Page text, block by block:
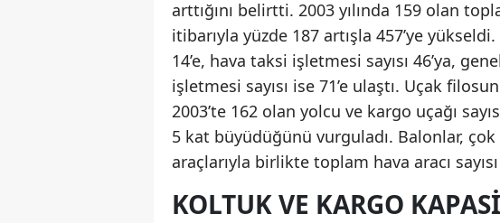
arttığını belirtti. 2003 yılında 159 olan
itibarıyla yüzde 187 artışla 457’ye
14’e, hava taksi işletmesi sayısı 46’ya,
işletmesi sayısı ise 71’e ulaştı. Uçak
2003’te 162 olan yolcu ve kargo uçağı
5 kat büyüdüğünü vurguladı. Balonlar, çok
araçlarıyla birlikte toplam hava aracı
KOLTUK VE KARGO